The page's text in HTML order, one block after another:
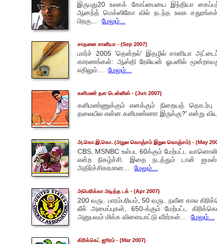
இருபது20 உலகக் கோப்பையை இந்தியா
ஆனந்த் மெக்ஸிகோ வில் நடந்த உலக சதுரங்கச்
பிறகு...
மேலும்...
சாதனை சானியா - (Sep 2007)
மார்ச் 2005 'தென்றல்' இதழில் சானியா
காரணங்கள்: ஆஸ்தி ரேலியன் ஓபனில்
எதிலும்...
மேலும்...
களிமண் தள டென்னிஸ் - (Jun 2007)
களிமண்ணுக்கும் எனக்கும் நிறையத் தொடர்பு
தலையில என்ன களிமண்ணா இருக்கு?' என்று
அ.கொ.இ.கொ. (அதுல கொஞ்சம் இதுல கொஞ்சம்) - (May
CBS, MSNBC உள்பட 60க்கும் மேற்பட்ட
என்ற நிகழ்ச்சி. இதை நடத்தும் டான்
அதிர்ச்சிகரமான...
மேலும்...
அமெரிக்கா அடித்த டக் - (Apr 2007)
200 வருட பாரம்பரியம், 50 வருட நவீன கால
லீக் அமைப்புகள், 650-க்கும் மேற்பட்ட
அனுபவம் மிக்க விளையாட்டு வீரர்கள்...
மேலும்...
கிரிக்கெட் ஜூரம் - (Mar 2007)